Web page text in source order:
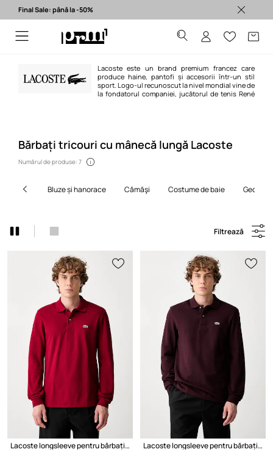
Final Sale: până la -50%
Lacoste este un brand premium francez care
produce haine, pantofi și accesorii într-un stil
sport. Logo-ul recunoscut la nivel mondial vine de
la fondatorul companiei, jucătorul de tenis René
Bărbați tricouri cu mânecă lungă Lacoste
Numărul de produse: 7
bluze și hanorace cămăşi costume de baie geci
Filtrează
Lacoste longsleeve pentru bărbați din bumbac
Lacoste longsleeve pentru bărbați din bumbac